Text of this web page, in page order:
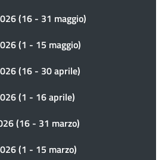
(16 - 31 maggio)
(1 - 15 maggio)
(16 - 30 aprile)
(1 - 16 aprile)
(16 - 31 marzo)
(1 - 15 marzo)